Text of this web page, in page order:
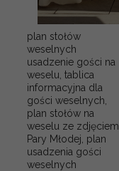
plan stołów
weselnych
usadzenie gości na
weselu, tablica
informacyjna dla
gości weselnych,
plan stołów na
weselu ze zdjęciem
Pary Młodej, plan
usadzenia gości
weselnych